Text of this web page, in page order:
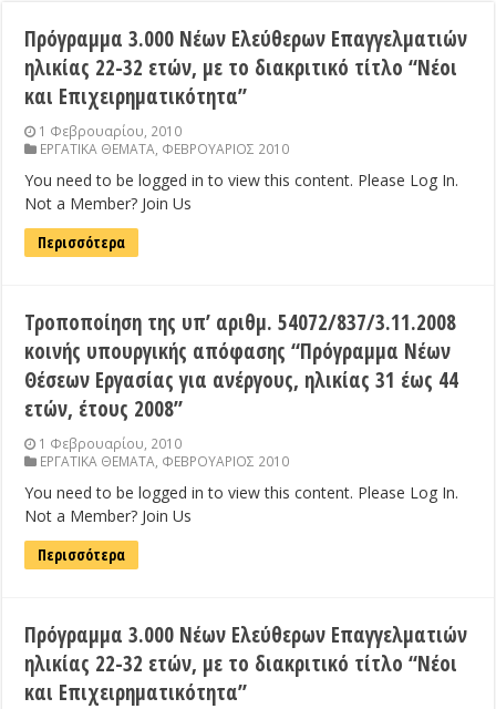
Πρόγραμμα 3.000 Νέων Ελεύθερων Επαγγελματιών
ηλικίας 22-32 ετών, με το διακριτικό τίτλο “Νέοι
και Επιχειρηματικότητα”
1 Φεβρουαρίου, 2010
ΕΡΓΑΤΙΚΑ ΘΕΜΑΤΑ, ΦΕΒΡΟΥΑΡΙΟΣ 2010
You need to be logged in to view this content. Please Log In.
Not a Member? Join Us
Περισσότερα
Τροποποίηση της υπ’ αριθμ. 54072/837/3.11.2008
κοινής υπουργικής απόφασης “Πρόγραμμα Νέων
Θέσεων Εργασίας για ανέργους, ηλικίας 31 έως 44
ετών, έτους 2008”
1 Φεβρουαρίου, 2010
ΕΡΓΑΤΙΚΑ ΘΕΜΑΤΑ, ΦΕΒΡΟΥΑΡΙΟΣ 2010
You need to be logged in to view this content. Please Log In.
Not a Member? Join Us
Περισσότερα
Πρόγραμμα 3.000 Νέων Ελεύθερων Επαγγελματιών
ηλικίας 22-32 ετών, με το διακριτικό τίτλο “Νέοι
και Επιχειρηματικότητα”